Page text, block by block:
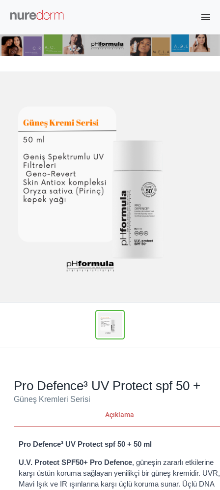
Pro Defence³ UV Protect spf 50 +
Güneş Kremleri Serisi
Açıklama
Pro Defence³ UV Protect spf 50 + 50 ml
U.V. Protect SPF50+ Pro Defence, güneşin zararlı etkilerine
karşı üstün koruma sağlayan yenilikçi bir güneş kremidir. UVR,
Mavi Işık ve IR ışınlarına karşı üçlü koruma sunar. Üçlü DNA